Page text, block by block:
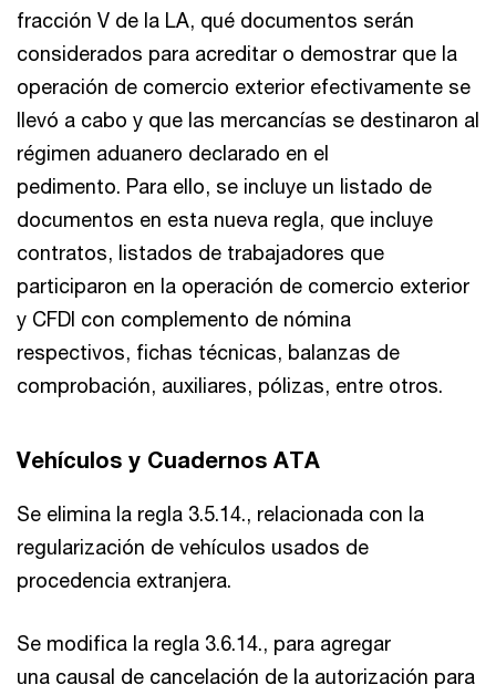
fracción V de la LA, qué documentos serán
considerados para acreditar o demostrar que la
operación de comercio exterior efectivamente se
llevó a cabo y que las mercancías se destinaron al
régimen aduanero declarado en el
pedimento. Para ello, se incluye un listado de
documentos en esta nueva regla, que incluye
contratos, listados de trabajadores que
participaron en la operación de comercio exterior
y CFDI con complemento de nómina
respectivos, fichas técnicas, balanzas de
comprobación, auxiliares, pólizas, entre otros.
Vehículos y Cuadernos ATA
Se elimina la regla 3.5.14., relacionada con la
regularización de vehículos usados de
procedencia extranjera.
Se modifica la regla 3.6.14., para agregar
una causal de cancelación de la autorización para